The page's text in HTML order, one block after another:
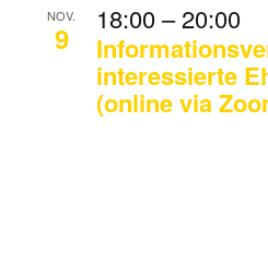
NOV.
9
18:00–20:00
interessierte
(online via